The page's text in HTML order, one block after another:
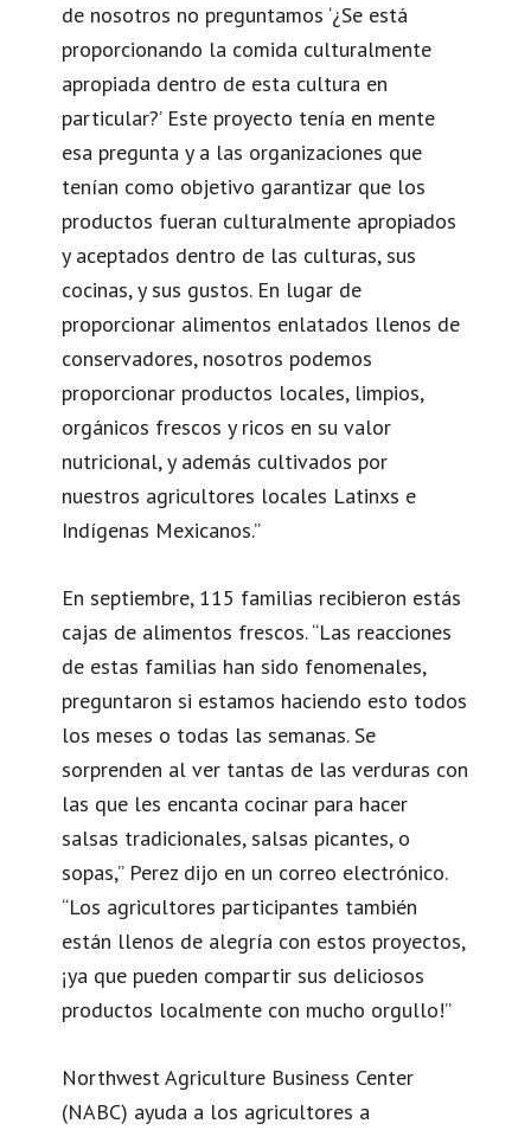
de nosotros no preguntamos ‘¿Se está
proporcionando la comida culturalmente
apropiada dentro de esta cultura en
particular?’ Este proyecto tenía en mente
esa pregunta y a las organizaciones que
tenían como objetivo garantizar que los
productos fueran culturalmente apropiados
y aceptados dentro de las culturas, sus
cocinas, y sus gustos. En lugar de
proporcionar alimentos enlatados llenos de
conservadores, nosotros podemos
proporcionar productos locales, limpios,
orgánicos frescos y ricos en su valor
nutricional, y además cultivados por
nuestros agricultores locales Latinxs e
Indígenas Mexicanos.”
En septiembre, 115 familias recibieron estás
cajas de alimentos frescos. “Las reacciones
de estas familias han sido fenomenales,
preguntaron si estamos haciendo esto todos
los meses o todas las semanas. Se
sorprenden al ver tantas de las verduras con
las que les encanta cocinar para hacer
salsas tradicionales, salsas picantes, o
sopas,” Perez dijo en un correo electrónico.
“Los agricultores participantes también
están llenos de alegría con estos proyectos,
¡ya que pueden compartir sus deliciosos
productos localmente con mucho orgullo!”
Northwest Agriculture Business Center
(NABC) ayuda a los agricultores a